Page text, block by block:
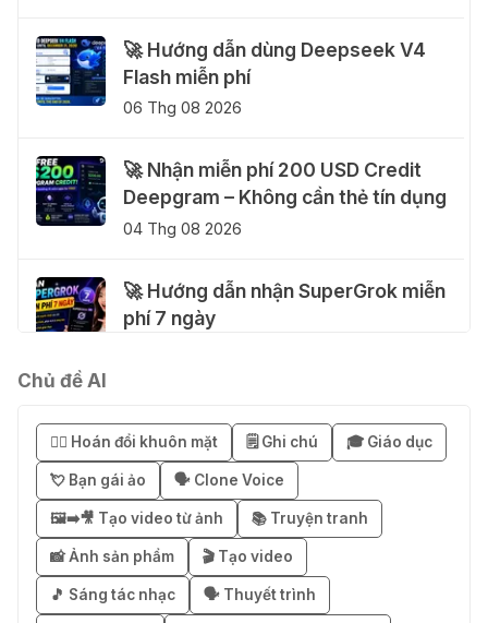
🚀 Hướng dẫn dùng Deepseek V4
Flash miễn phí
06 Thg 08 2026
🚀 Nhận miễn phí 200 USD Credit
Deepgram – Không cần thẻ tín dụng
04 Thg 08 2026
🚀 Hướng dẫn nhận SuperGrok miễn
phí 7 ngày
Business miễn phí 3–6 tháng
03 Thg 08 2026
🎁 Mẹo nhận 1 tháng ChatGPT Plus
miễn phí bằng VPN Mexico
02 Thg 08 2026
Chủ đề AI
😶‍🌫️ Hoán đổi khuôn mặt 🗒️ Ghi chú 🎓 Giáo dục
💘 Bạn gái ảo 🗣️ Clone Voice
🖼️➡️🎥 Tạo video từ ảnh 📚 Truyện tranh
📸 Ảnh sản phẩm 🎬 Tạo video
🎵 Sáng tác nhạc 🗣️ Thuyết trình